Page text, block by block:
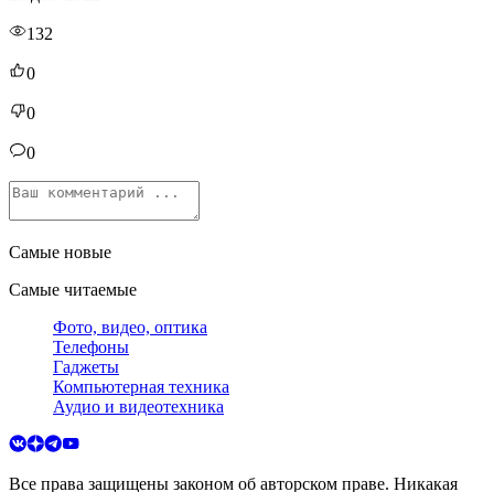
132
0
0
0
Самые новые
Самые читаемые
Фото, видео, оптика
Телефоны
Гаджеты
Компьютерная техника
Аудио и видеотехника
Все права защищены законом об авторском праве. Никакая